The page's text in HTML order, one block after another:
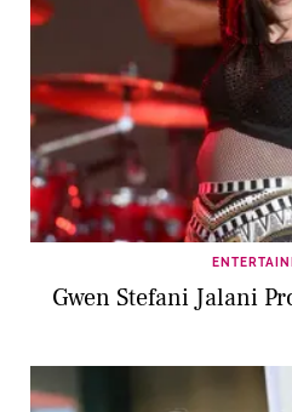
Gwen Stefani Jalani